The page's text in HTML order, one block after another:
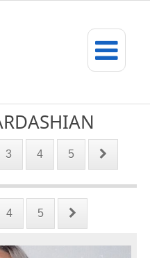
3 4 5
4 5